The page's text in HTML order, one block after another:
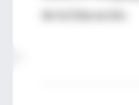
de la Educación.